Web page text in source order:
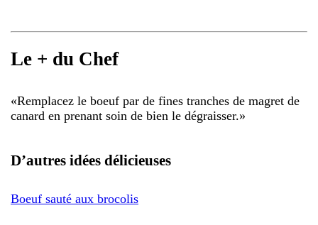
Le + du Chef
«Remplacez le boeuf par de fines tranches de magret de
canard en prenant soin de bien le dégraisser.»
D’autres idées délicieuses
Boeuf sauté aux brocolis